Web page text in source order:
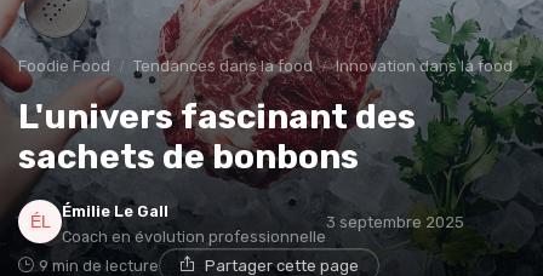
Foodie Food Tendances dans la food Innovation dans la food
L'univers fascinant des
sachets de bonbons
Émilie Le Gall
Coach en évolution professionnelle
3 septembre 2025
9 min de lecture Partager cette page